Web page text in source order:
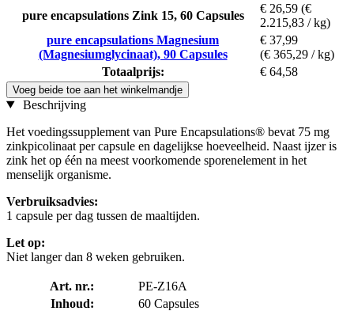
pure encapsulations Zink 15, 60 Capsules
€ 26,59 (€
2.215,83 / kg)
pure encapsulations Magnesium
(Magnesiumglycinaat), 90 Capsules
€ 37,99
(€ 365,29 / kg)
Totaalprijs:
€ 64,58
Voeg beide toe aan het winkelmandje
Beschrijving
Het voedingssupplement van Pure Encapsulations® bevat 75 mg
zinkpicolinaat per capsule en dagelijkse hoeveelheid. Naast ijzer is
zink het op één na meest voorkomende sporenelement in het
menselijk organisme.
Verbruiksadvies:
1 capsule per dag tussen de maaltijden.
Let op:
Niet langer dan 8 weken gebruiken.
Art. nr.:
PE-Z16A
Inhoud:
60 Capsules